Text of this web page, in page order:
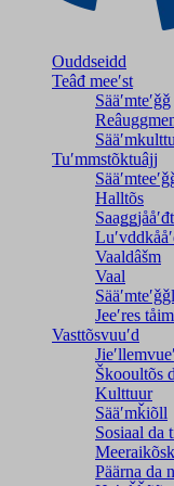
Ouddseidd
Teâđ meeʹst
Sääʹmteʹǧǧ
Tuʹmmstõktuâjj
Halltõs
Vaaldâšm
Vaal
Jeeʹres
Vasttõsvuuʹd
Škooultõs
Kulttuur
Sääʹmǩiõll
Sosiaal da
Päärna da